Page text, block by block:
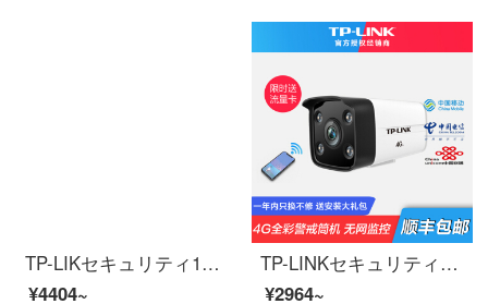
TP-LIKセキュリティ1080 P高精細監視カメラセット200万赤外線夜間テレビ世帯室内外監視カメラPOE給電家庭用携帯電話長距離【200万POE監視セット】1番はハードディスクを持たない
¥4404~
TP-LINKセキュリティ4 G全網通は、ネットワークを必要とせず、日夜フルカラーの無線監視カメラでSIM携帯カードの屋外防水防塵筒機を挿入します。4 G全網通は日夜フルカラーです。【フラックスカード対応携帯カード】メモリなしです。
¥2964~